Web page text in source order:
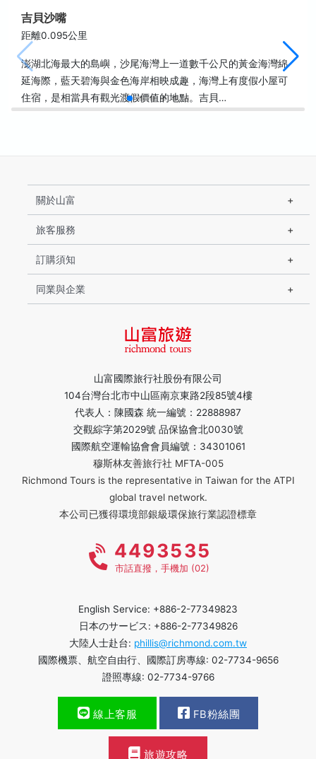
吉貝沙嘴
距離0.095公里
澎湖北海最大的島嶼，沙尾海灣上一道數千公尺的黃金海灣綿
延海際，藍天碧海與金色海岸相映成趣，海灣上有度假小屋可
住宿，是相當具有觀光渡假價值的地點。吉貝…
山富國際旅行社股份有限公司
104台灣台北市中山區南京東路2段85號4樓
代表人：陳國森 統一編號：22888987
交觀綜字第2029號 品保協會北0030號
國際航空運輸協會會員編號：34301061
穆斯林友善旅行社 MFTA-005
Richmond Tours is the representative in Taiwan for the ATPI
global travel network.
本公司已獲得環境部銀級環保旅行業認證標章
關於山富
旅客服務
訂購須知
同業與企業
4493535
市話直撥，手機加 (02)
English Service: +886-2-77349823
日本のサービス: +886-2-77349826
大陸人士赴台: phillis@richmond.com.tw
國際機票、航空自由行、國際訂房專線: 02-7734-9656
證照專線: 02-7734-9766
線上客服 FB粉絲團
旅遊攻略